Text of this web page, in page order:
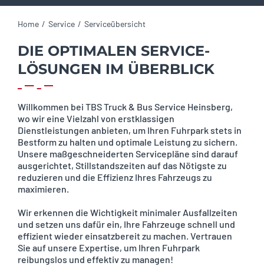
Home Service Serviceübersicht
DIE OPTIMALEN SERVICE-
LÖSUNGEN IM ÜBERBLICK
Willkommen bei TBS Truck & Bus Service Heinsberg,
wo wir eine Vielzahl von erstklassigen
Dienstleistungen anbieten, um Ihren Fuhrpark stets in
Bestform zu halten und optimale Leistung zu sichern.
Unsere maßgeschneiderten Servicepläne sind darauf
ausgerichtet, Stillstandszeiten auf das Nötigste zu
reduzieren und die Effizienz Ihres Fahrzeugs zu
maximieren.
Wir erkennen die Wichtigkeit minimaler Ausfallzeiten
und setzen uns dafür ein, Ihre Fahrzeuge schnell und
effizient wieder einsatzbereit zu machen. Vertrauen
Sie auf unsere Expertise, um Ihren Fuhrpark
reibungslos und effektiv zu managen!